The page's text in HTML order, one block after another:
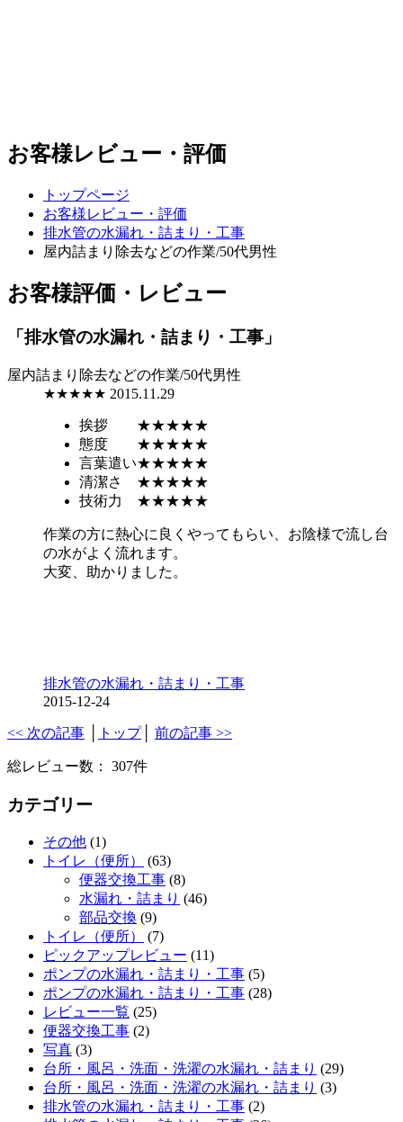
お客様レビュー・評価
トップページ
お客様レビュー・評価
排水管の水漏れ・詰まり・工事
屋内詰まり除去などの作業/50代男性
お客様評価・レビュー
「排水管の水漏れ・詰まり・工事」
屋内詰まり除去などの作業/50代男性
★★★★★ 2015.11.29
挨拶 ★★★★★
態度 ★★★★★
言葉遣い★★★★★
清潔さ ★★★★★
技術力 ★★★★★
作業の方に熱心に良くやってもらい、お陰様で流し台
の水がよく流れます。
大変、助かりました。
排水管の水漏れ・詰まり・工事
2015-12-24
<< 次の記事 トップ│ 前の記事 >>
総レビュー数： 307件
カテゴリー
その他 (1)
トイレ（便所）
(63)
便器交換工事 (8)
水漏れ・詰まり (46)
部品交換 (9)
トイレ（便所）
(7)
ピックアップレビュー (11)
ポンプの水漏れ・詰まり・工事 (5)
ポンプの水漏れ・詰まり・工事 (28)
レビュー一覧 (25)
便器交換工事 (2)
写真 (3)
台所・風呂・洗面・洗濯の水漏れ・詰まり (29)
台所・風呂・洗面・洗濯の水漏れ・詰まり (3)
排水管の水漏れ・詰まり・工事 (2)